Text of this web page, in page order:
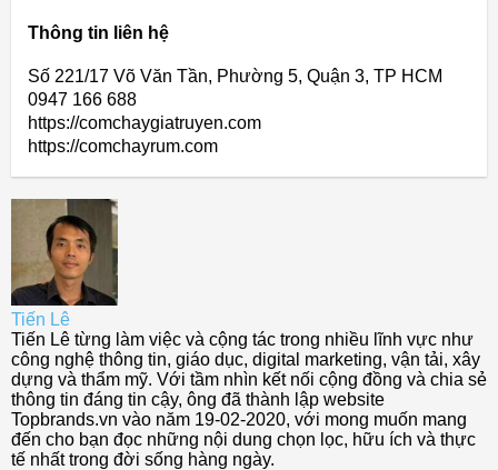
Thông tin liên hệ
Số 221/17 Võ Văn Tần, Phường 5, Quận 3, TP HCM
0947 166 688
https://comchaygiatruyen.com
https://comchayrum.com
Tiến Lê
Tiến Lê từng làm việc và cộng tác trong nhiều lĩnh vực như
công nghệ thông tin, giáo dục, digital marketing, vận tải, xây
dựng và thẩm mỹ. Với tầm nhìn kết nối cộng đồng và chia sẻ
thông tin đáng tin cậy, ông đã thành lập website
Topbrands.vn vào năm 19-02-2020, với mong muốn mang
đến cho bạn đọc những nội dung chọn lọc, hữu ích và thực
tế nhất trong đời sống hàng ngày.